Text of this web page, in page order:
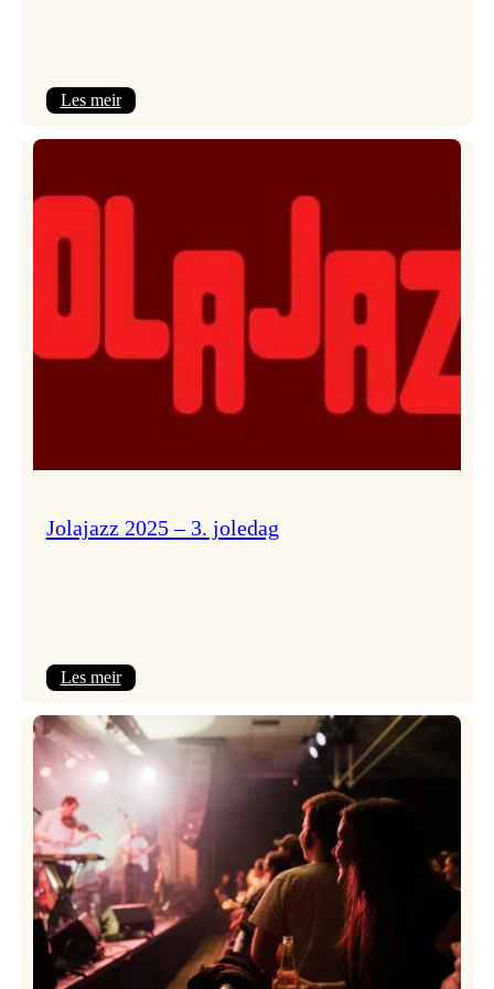
Les meir:
Jolajazz 2025 – 3. joledag
Les meir:
2025
–
joledag